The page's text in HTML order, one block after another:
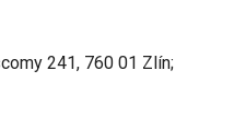
241, 760 01 Zlín;